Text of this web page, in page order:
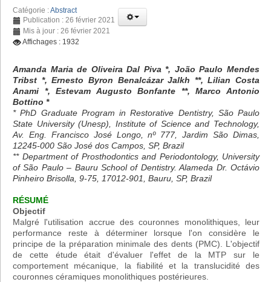
Catégorie :Abstract
Publication : 26 février 2021
Mis à jour : 26 février 2021
Affichages : 1932
Amanda Maria de Oliveira Dal Piva *, João Paulo Mendes
Tribst *, Ernesto Byron Benalcázar Jalkh **, Lilian Costa
Anami *, Estevam Augusto Bonfante **, Marco Antonio
Bottino *
* PhD Graduate Program in Restorative Dentistry, São Paulo
State University (Unesp), Institute of Science and Technology,
Av. Eng. Francisco José Longo, nº 777, Jardim São Dimas,
12245-000 São José dos Campos, SP, Brazil
** Department of Prosthodontics and Periodontology, University
of São Paulo – Bauru School of Dentistry. Alameda Dr. Octávio
Pinheiro Brisolla, 9-75, 17012-901, Bauru, SP, Brazil
RÉSUMÉ
Objectif
Malgré l'utilisation accrue des couronnes monolithiques, leur
performance reste à déterminer lorsque l'on considère le
principe de la préparation minimale des dents (PMC). L'objectif
de cette étude était d'évaluer l'effet de la MTP sur le
comportement mécanique, la fiabilité et la translucidité des
couronnes céramiques monolithiques postérieures.